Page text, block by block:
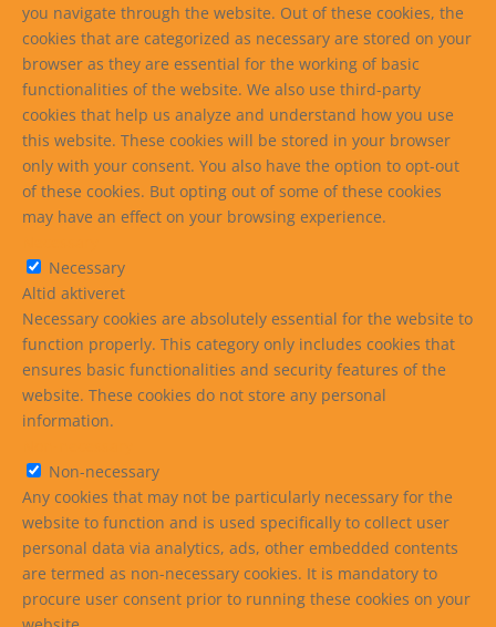
you navigate through the website. Out of these cookies, the
cookies that are categorized as necessary are stored on your
browser as they are essential for the working of basic
functionalities of the website. We also use third-party
cookies that help us analyze and understand how you use
this website. These cookies will be stored in your browser
only with your consent. You also have the option to opt-out
of these cookies. But opting out of some of these cookies
may have an effect on your browsing experience.
Necessary
Altid aktiveret
Necessary cookies are absolutely essential for the website to
function properly. This category only includes cookies that
ensures basic functionalities and security features of the
website. These cookies do not store any personal
information.
Non-necessary
Any cookies that may not be particularly necessary for the
website to function and is used specifically to collect user
personal data via analytics, ads, other embedded contents
are termed as non-necessary cookies. It is mandatory to
procure user consent prior to running these cookies on your